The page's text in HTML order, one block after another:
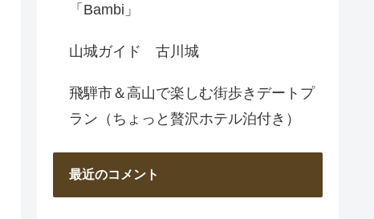
「Bambi」
山城ガイド 古川城
飛騨市＆高山で楽しむ街歩きデートプ
ラン（ちょっと贅沢ホテル泊付き）
最近のコメント